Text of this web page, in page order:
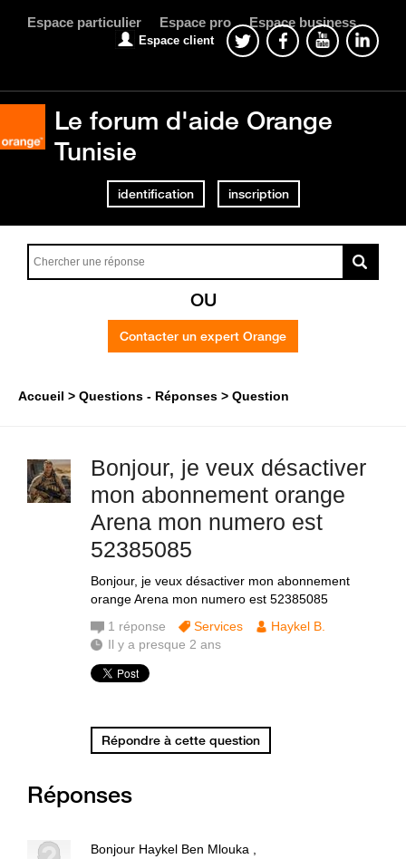
Espace particulier Espace pro Espace business
Espace client
Le forum d'aide Orange
Tunisie
identification inscription
OU
Contacter un expert Orange
Accueil Questions - Réponses Question
Bonjour, je veux désactiver
mon abonnement orange
Arena mon numero est
52385085
Bonjour, je veux désactiver mon abonnement
orange Arena mon numero est 52385085
1 réponse Services
Haykel B.
Il y a presque 2 ans
Répondre à cette question
Réponses
Bonjour Haykel Ben Mlouka ,